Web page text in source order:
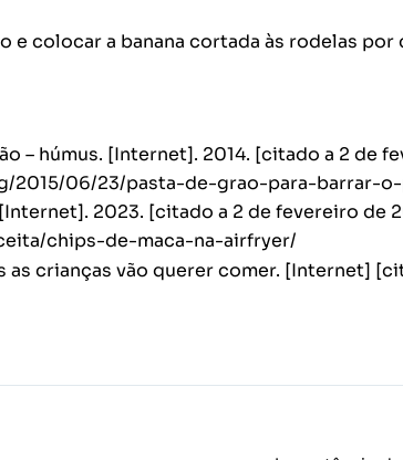
e colocar a banana cortada às rodelas por
– húmus. [Internet]. 2014. [citado a 2 de
2015/06/23/pasta-de-grao-para-barrar-
2023. [citado a 2 de fevereiro de
chips-de-maca-na-airfryer/
as crianças vão querer comer. [Internet]